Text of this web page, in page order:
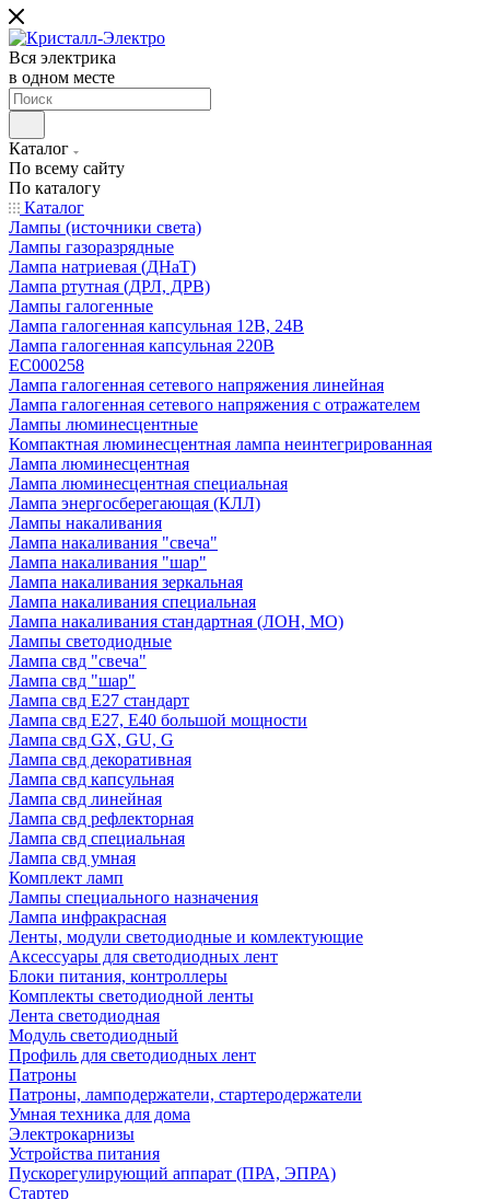
Вся электрика
в одном месте
Каталог
По всему сайту
По каталогу
Каталог
Лампы (источники света)
Лампы газоразрядные
Лампа натриевая (ДНаТ)
Лампа ртутная (ДРЛ, ДРВ)
Лампы галогенные
Лампа галогенная капсульная 12В, 24В
Лампа галогенная капсульная 220В
EC000258
Лампа галогенная сетевого напряжения линейная
Лампа галогенная сетевого напряжения с отражателем
Лампы люминесцентные
Компактная люминесцентная лампа неинтегрированная
Лампа люминесцентная
Лампа люминесцентная специальная
Лампа энергосберегающая (КЛЛ)
Лампы накаливания
Лампа накаливания "свеча"
Лампа накаливания "шар"
Лампа накаливания зеркальная
Лампа накаливания специальная
Лампа накаливания стандартная (ЛОН, МО)
Лампы светодиодные
Лампа свд "свеча"
Лампа свд "шар"
Лампа свд E27 стандарт
Лампа свд E27, Е40 большой мощности
Лампа свд GX, GU, G
Лампа свд декоративная
Лампа свд капсульная
Лампа свд линейная
Лампа свд рефлекторная
Лампа свд специальная
Лампа свд умная
Комплект ламп
Лампы специального назначения
Лампа инфракрасная
Ленты, модули светодиодные и комлектующие
Аксессуары для светодиодных лент
Блоки питания, контроллеры
Комплекты светодиодной ленты
Лента светодиодная
Модуль светодиодный
Профиль для светодиодных лент
Патроны
Патроны, ламподержатели, стартеродержатели
Умная техника для дома
Электрокарнизы
Устройства питания
Пускорегулирующий аппарат (ПРА, ЭПРА)
Стартер